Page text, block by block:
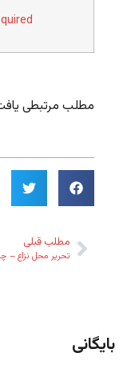
مطلب مرتبطی
مطلب قبلی
بایگانی